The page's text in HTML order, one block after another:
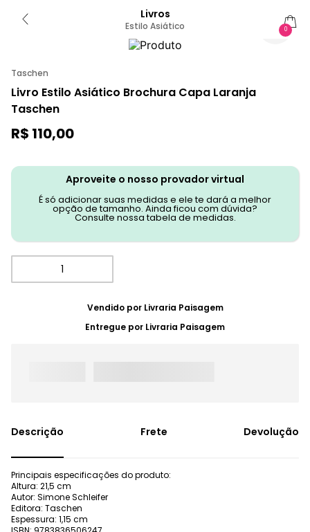
Livros
Estilo Asiático 0
Taschen
Livro Estilo Asiático Brochura Capa Laranja
Taschen
R$ 110,00
Aproveite o nosso provador virtual
É só adicionar suas medidas e ele te dará a melhor
opção de tamanho. Ainda ficou com dúvida?
Consulte nossa tabela de medidas.
Vendido por Livraria Paisagem
Entregue por Livraria Paisagem
Frete Devolução
Principais especificações do produto:
Altura: 21,5 cm
Autor: Simone Schleifer
Editora: Taschen
Espessura: 1,15 cm